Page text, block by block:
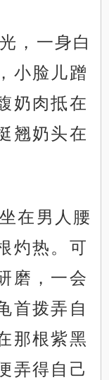
，一身白
小脸儿蹭
奶肉抵在
翘奶头在
在男人腰
灼热。可
磨，一会
首拨弄自
那根紫黑
弄得自己